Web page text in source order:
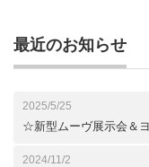
最近のお知らせ
2025/5/25
☆新型ムーヴ展示会＆
2024/11/2